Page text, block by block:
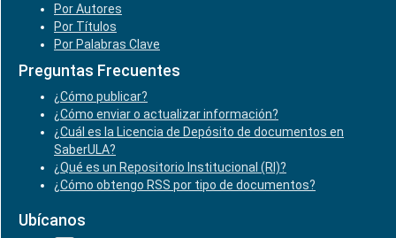
Por Autores
Por Títulos
Por Palabras Clave
Preguntas Frecuentes
¿Cómo publicar?
¿Cómo enviar o actualizar información?
¿Cuál es la Licencia de Depósito de documentos en
SaberULA?
¿Qué es un Repositorio Institucional (RI)?
¿Cómo obtengo RSS por tipo de documentos?
Ubícanos